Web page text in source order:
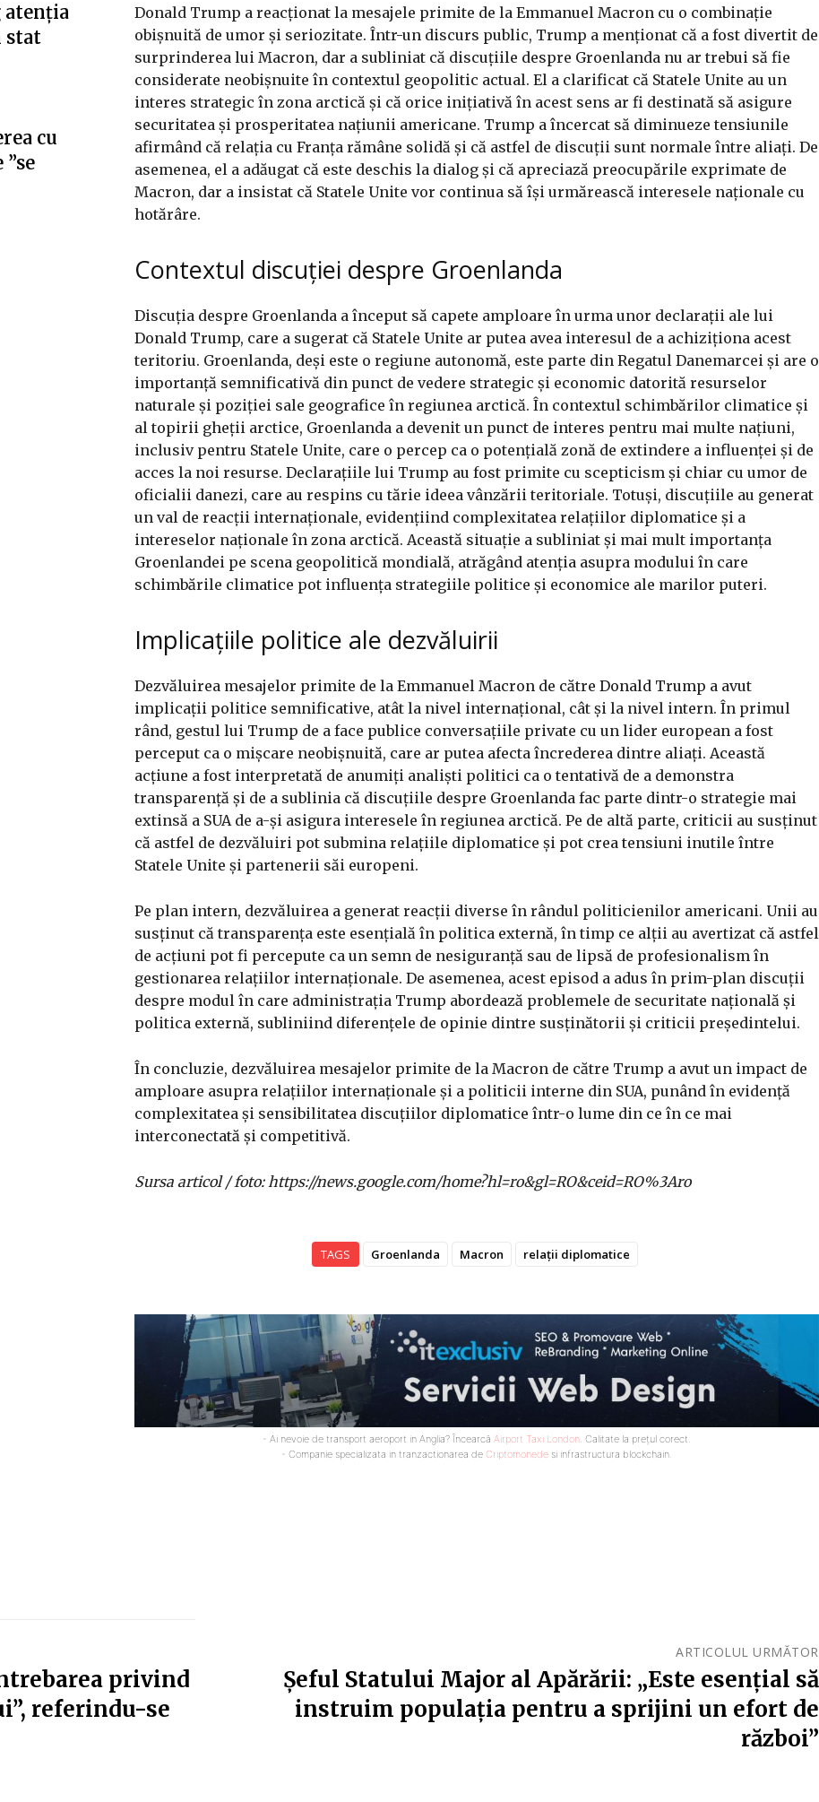
atenția
stat
cu
Donald Trump a reacționat la mesajele primite de la Emmanuel Macron cu o combinație
obișnuită de umor și seriozitate. Într-un discurs public, Trump a menționat că a fost divertit de
surprinderea lui Macron, dar a subliniat că discuțiile despre Groenlanda nu ar trebui să fie
considerate neobișnuite în contextul geopolitic actual. El a clarificat că Statele Unite au un
interes strategic în zona arctică și că orice inițiativă în acest sens ar fi destinată să asigure
securitatea și prosperitatea națiunii americane. Trump a încercat să diminueze tensiunile
afirmând că relația cu Franța rămâne solidă și că astfel de discuții sunt normale între aliați. De
asemenea, el a adăugat că este deschis la dialog și că apreciază preocupările exprimate de
Macron, dar a insistat că Statele Unite vor continua să își urmărească interesele naționale cu
hotărâre.
Contextul discuției despre Groenlanda
Discuția despre Groenlanda a început să capete amploare în urma unor declarații ale lui
Donald Trump, care a sugerat că Statele Unite ar putea avea interesul de a achiziționa acest
teritoriu. Groenlanda, deși este o regiune autonomă, este parte din Regatul Danemarcei și are o
importanță semnificativă din punct de vedere strategic și economic datorită resurselor
naturale și poziției sale geografice în regiunea arctică. În contextul schimbărilor climatice și
al topirii gheții arctice, Groenlanda a devenit un punct de interes pentru mai multe națiuni,
inclusiv pentru Statele Unite, care o percep ca o potențială zonă de extindere a influenței și de
acces la noi resurse. Declarațiile lui Trump au fost primite cu scepticism și chiar cu umor de
oficialii danezi, care au respins cu tărie ideea vânzării teritoriale. Totuși, discuțiile au generat
un val de reacții internaționale, evidențiind complexitatea relațiilor diplomatice și a
intereselor naționale în zona arctică. Această situație a subliniat și mai mult importanța
Groenlandei pe scena geopolitică mondială, atrăgând atenția asupra modului în care
schimbările climatice pot influența strategiile politice și economice ale marilor puteri.
Implicațiile politice ale dezvăluirii
Dezvăluirea mesajelor primite de la Emmanuel Macron de către Donald Trump a avut
implicații politice semnificative, atât la nivel internațional, cât și la nivel intern. În primul
rând, gestul lui Trump de a face publice conversațiile private cu un lider european a fost
perceput ca o mișcare neobișnuită, care ar putea afecta încrederea dintre aliați. Această
acțiune a fost interpretată de anumiți analiști politici ca o tentativă de a demonstra
transparență și de a sublinia că discuțiile despre Groenlanda fac parte dintr-o strategie mai
extinsă a SUA de a-și asigura interesele în regiunea arctică. Pe de altă parte, criticii au susținut
că astfel de dezvăluiri pot submina relațiile diplomatice și pot crea tensiuni inutile între
Statele Unite și partenerii săi europeni.
Pe plan intern, dezvăluirea a generat reacții diverse în rândul politicienilor americani. Unii au
susținut că transparența este esențială în politica externă, în timp ce alții au avertizat că astfel
de acțiuni pot fi percepute ca un semn de nesiguranță sau de lipsă de profesionalism în
gestionarea relațiilor internaționale. De asemenea, acest episod a adus în prim-plan discuții
despre modul în care administrația Trump abordează problemele de securitate națională și
politica externă, subliniind diferențele de opinie dintre susținătorii și criticii președintelui.
În concluzie, dezvăluirea mesajelor primite de la Macron de către Trump a avut un impact de
amploare asupra relațiilor internaționale și a politicii interne din SUA, punând în evidență
complexitatea și sensibilitatea discuțiilor diplomatice într-o lume din ce în ce mai
interconectată și competitivă.
Sursa articol / foto: https://news.google.com/home?hl=ro&gl=RO&ceid=RO%3Aro
TAGS Groenlanda Macron relații diplomatice
- Ai nevoie de transport aeroport in Anglia? Încearcă Airport Taxi London. Calitate la prețul corect.
- Companie specializata in tranzactionarea de Criptomonede si infrastructura blockchain.
privind
referindu-se
ARTICOLUL URMĂTOR
Şeful Statului Major al Apărării: „Este esenţial să
instruim populaţia pentru a sprijini un efort de
război”